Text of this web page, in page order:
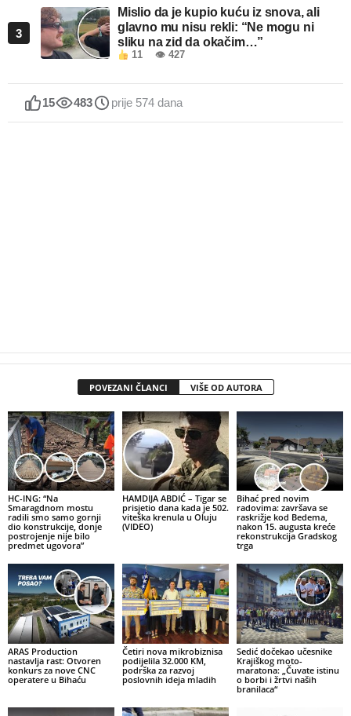
3
Mislio da je kupio kuću iz snova, ali
glavno mu nisu rekli: “Ne mogu ni
sliku na zid da okačim…”
11 👁 427
15 483 prije 574 dana
POVEZANI ČLANCI VIŠE OD AUTORA
HC-ING: “Na
Smaragdnom mostu
radili smo samo gornji
dio konstrukcije, donje
postrojenje nije bilo
predmet ugovora”
HAMDIJA ABDIĆ – Tigar se
prisjetio dana kada je 502.
viteška krenula u Oluju
(VIDEO)
Bihać pred novim
radovima: završava se
raskrižje kod Bedema,
nakon 15. augusta kreće
rekonstrukcija Gradskog
trga
ARAS Production
nastavlja rast: Otvoren
konkurs za nove CNC
operatere u Bihaću
Četiri nova mikrobiznisa
podijelila 32.000 KM,
podrška za razvoj
poslovnih ideja mladih
Sedić dočekao učesnike
Krajiškog moto-
maratona: „Čuvate istinu
o borbi i žrtvi naših
branilaca“